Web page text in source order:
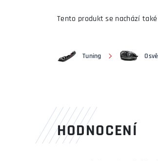
Tento produkt se nachází
Tuning
HODNOCENÍ